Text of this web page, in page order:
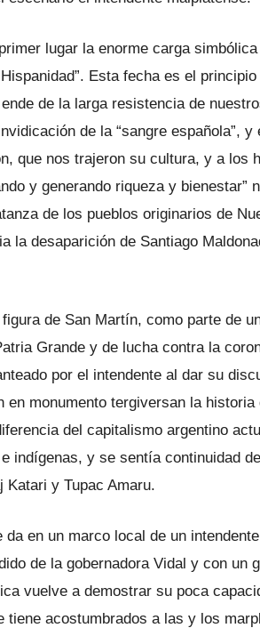
lugar la enorme carga
Esta fecha es el
de la larga resistencia de
de la “sangre española”,
que nos trajeron su cultura, y a los
y generando riqueza y bienestar”
de los pueblos originarios de
la desaparición de Santiago
de San Martín, como parte de
Grande y de lucha contra la
por el intendente al dar su
en monumento tergiversan la
del capitalismo argentino
indígenas, y se sentía continuidad
Katari y Tupac Amaru.
en un marco local de un
de la gobernadora Vidal y con un
vuelve a demostrar su poca
tiene acostumbrados a las y los